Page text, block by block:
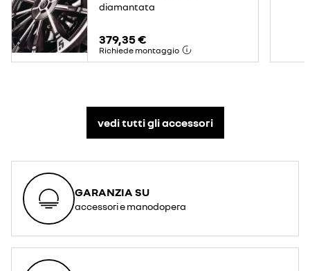
diamantata
379,35 €
Richiede montaggio
vedi tutti gli accessori​
GARANZIA SU
accessori e manodopera